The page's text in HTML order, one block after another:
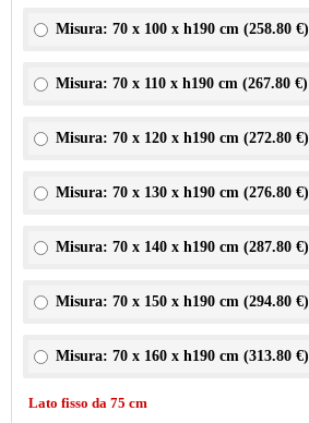
Misura: 70 x 100 x h190 cm (258.80 €)
Misura: 70 x 110 x h190 cm (267.80 €)
Misura: 70 x 120 x h190 cm (272.80 €)
Misura: 70 x 130 x h190 cm (276.80 €)
Misura: 70 x 140 x h190 cm (287.80 €)
Misura: 70 x 150 x h190 cm (294.80 €)
Misura: 70 x 160 x h190 cm (313.80 €)
Lato fisso da 75 cm